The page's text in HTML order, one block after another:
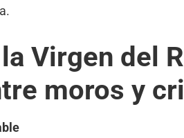
Virgen del
moros y